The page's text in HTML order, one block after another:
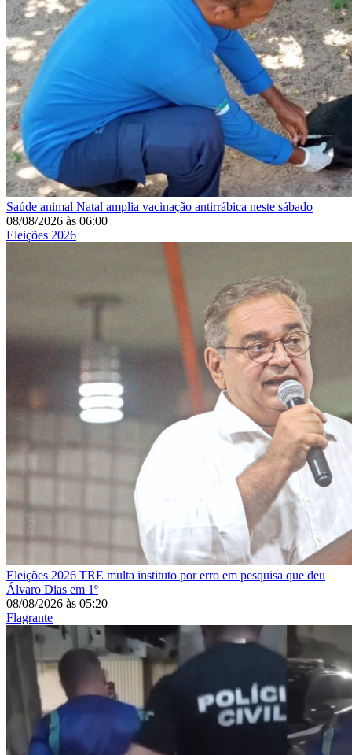
Saúde animal Natal amplia vacinação antirrábica neste sábado
08/08/2026 às 06:00
Eleições 2026
Eleições 2026 TRE multa instituto por erro em pesquisa que deu
Álvaro Dias em 1º
08/08/2026 às 05:20
Flagrante